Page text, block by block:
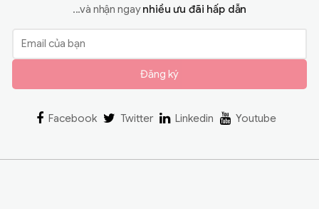
...và nhận ngaynhiều ưu đãi hấp dẫn
Đăng ký
Facebook Twitter Linkedin Youtube